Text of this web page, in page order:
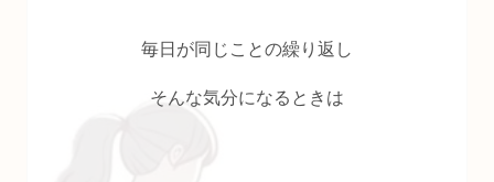
毎日が同じことの繰り返し
そんな気分になるときは